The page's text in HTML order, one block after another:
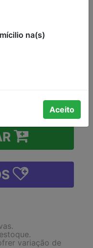
LÁCTEA
BANDEJA
variação de
na(s)
Aceito